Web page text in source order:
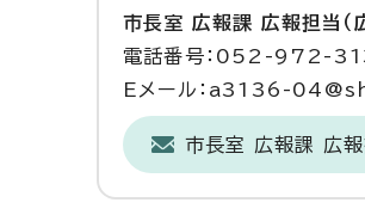
市長室 広報課 広報担当（
電話番号：052-972-
Eメール：a3136-
市長室 広報課 広報